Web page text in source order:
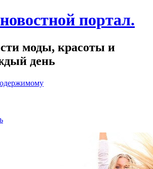
портал.
моды, красоты и
день